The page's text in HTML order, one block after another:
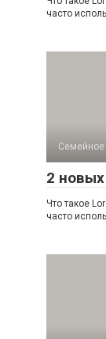
часто
Семейное
2 новых
Что такое
часто